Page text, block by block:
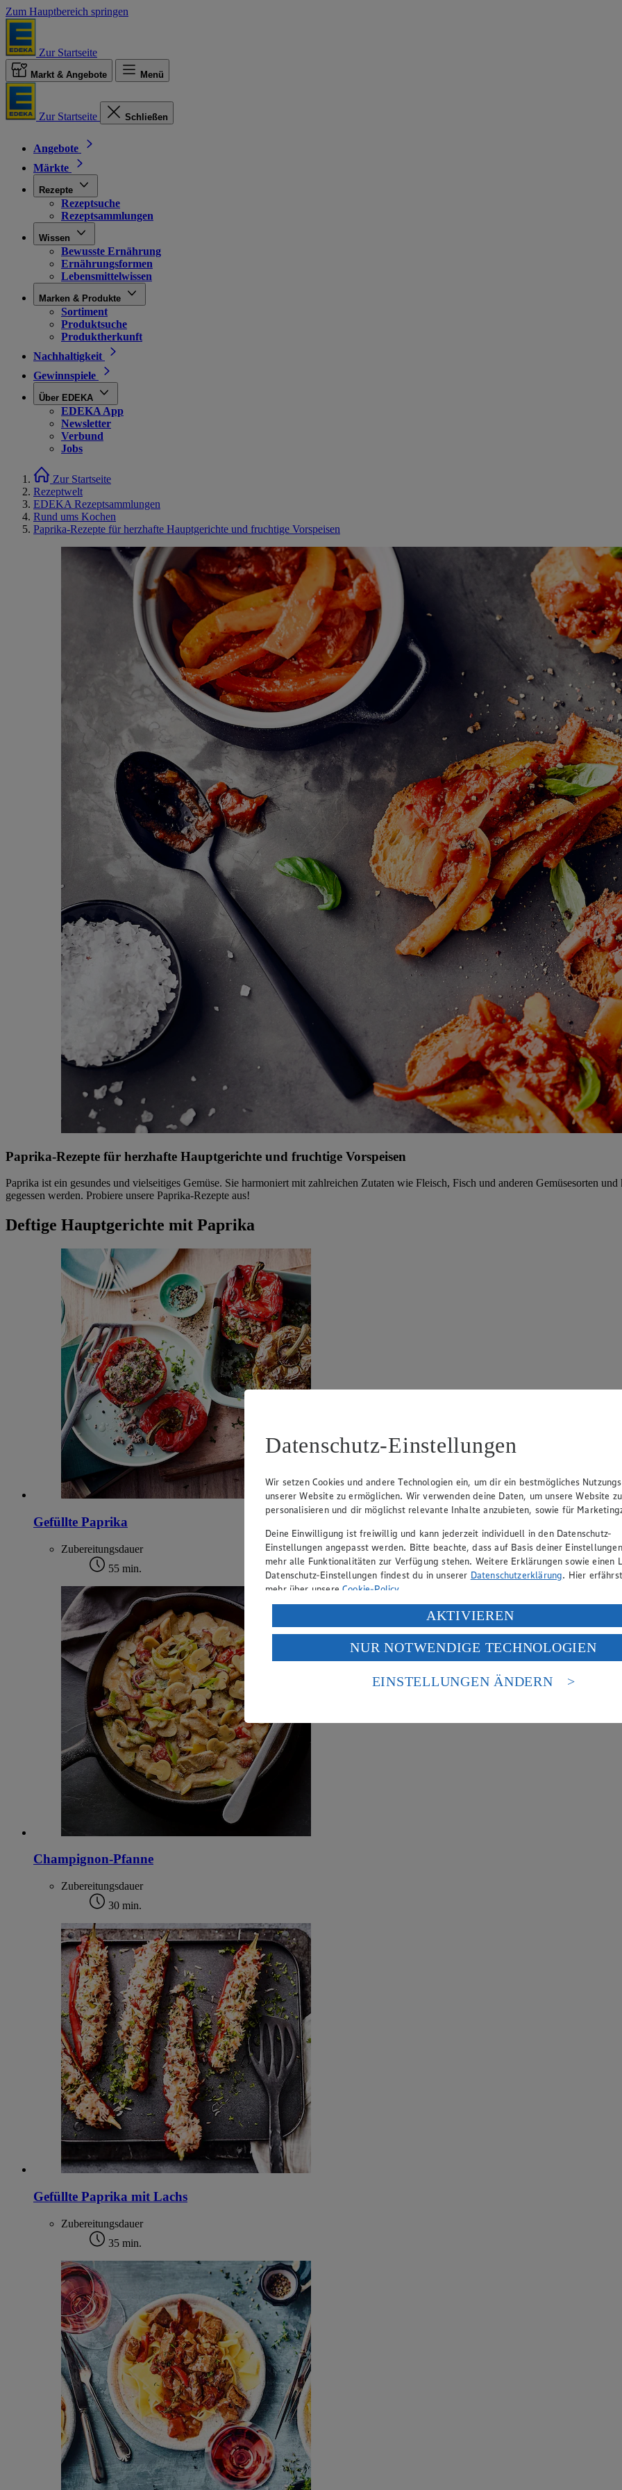
Zum Hauptbereich springen
Zur Startseite
Markt & Angebote Menü
Zur Startseite Schließen
Angebote
Märkte
Rezepte
Rezeptsuche
Rezeptsammlungen
Wissen
Bewusste Ernährung
Ernährungsformen
Lebensmittelwissen
Marken & Produkte
Sortiment
Produktsuche
Produktherkunft
Nachhaltigkeit
Gewinnspiele
Über EDEKA
EDEKA App
Newsletter
Verbund
Jobs
Zur Startseite
Rezeptwelt
EDEKA Rezeptsammlungen
Rund ums Kochen
Paprika-Rezepte für herzhafte Hauptgerichte und fruchtige Vorspeisen
Paprika-Rezepte für herzhafte Hauptgerichte und fruchtige Vorspeisen
Paprika ist ein gesundes und vielseitiges Gemüse. Sie harmoniert mit zahlreichen Zutaten wie Fleisch, Fisch und anderen Gemüsesorten
gegessen werden. Probiere unsere Paprika-Rezepte aus!
Deftige Hauptgerichte mit Paprika
Gefüllte Paprika
Zubereitungsdauer
55 min.
Champignon-Pfanne
Zubereitungsdauer
30 min.
Gefüllte Paprika mit Lachs
Zubereitungsdauer
35 min.
Datenschutz-Einstellungen
Wir setzen Cookies und andere Technologien ein, um dir ein bestmögliches
unserer Website zu ermöglichen. Wir verwenden deine Daten, um unsere Website zu
personalisieren und dir möglichst relevante Inhalte anzubieten, sowie für
Deine Einwilligung ist freiwillig und kann jederzeit individuell in den Datenschutz-
Einstellungen angepasst werden. Bitte beachte, dass auf Basis deiner
mehr alle Funktionalitäten zur Verfügung stehen. Weitere Erklärungen sowie einen
Datenschutz-Einstellungen findest du in unserer Datenschutzerklärung. Hier
mehr über unsereCookie-Policy.
Verarbeitung deiner personenbezogenen Daten in den USA durch Facebook und
Wenn du auf „Aktivieren“ klickst, willigst du im Sinne des Art. 49 Abs. 1 Satz 1 lit.
ein, dass deine Daten in den USA verarbeitet werden. Der EuGH sieht die USA als
einem nach europäischen Standards nicht angemessenen Datenschutzniveau an. Es
Risiko eines Zugriffs durch US-amerikanische Behörden.
AKTIVIEREN
NUR NOTWENDIGE TECHNOLOGIEN
EINSTELLUNGEN ÄNDERN